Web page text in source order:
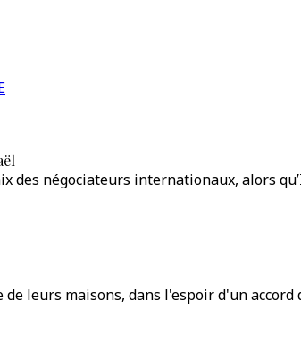
des négociateurs internationaux, alors
leurs maisons, dans l'espoir d'un accord